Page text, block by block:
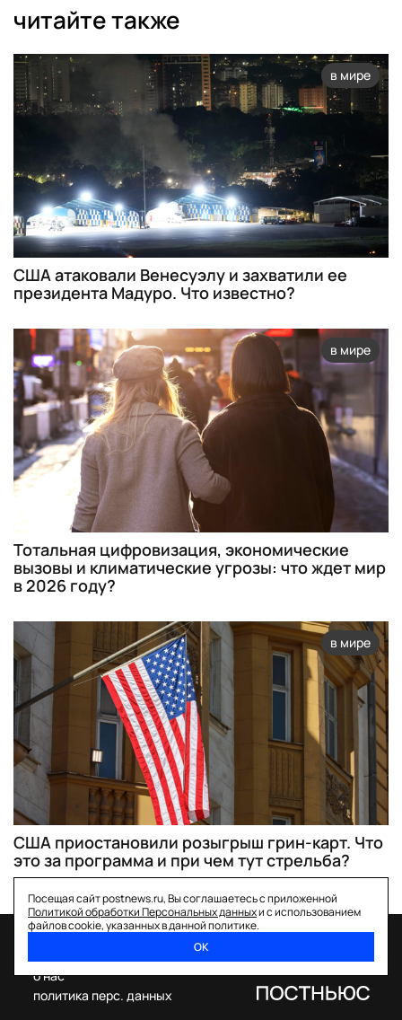
читайте также
в мире
США атаковали Венесуэлу и захватили ее
президента Мадуро. Что известно?
в мире
Тотальная цифровизация, экономические
вызовы и климатические угрозы: что ждет мир
в 2026 году?
в мире
США приостановили розыгрыш грин-карт. Что
это за программа и при чем тут стрельба?
Посещая сайт postnews.ru, Вы соглашаетесь с приложенной
Политикой обработки Персональных данныхи с использованием
файлов cookie, указанных в данной политике.
ОК
о нас
политика перс. данных